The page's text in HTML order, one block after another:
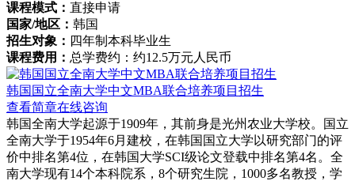
课程模式： 直接申请
国家/地区： 韩国
招生对象： 四年制本科毕业生
课程费用： 总学费约：约12.5万元人民币
韩国国立全南大学中文MBA联合培养项目招生
查看简章在线咨询
韩国全南大学起源于1909年，其前身是光州农业大学校。国立
全南大学于1954年6月建校，在韩国国立大学以研究部门的评
价中排名第4位，在韩国大学SCI级论文登载中排名第4名。全
南大学现有14个本科院系，8个研究生院，1000多名教授，学